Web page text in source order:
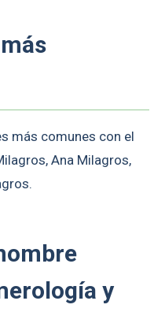
más comunes con el
Ana Milagros,
y